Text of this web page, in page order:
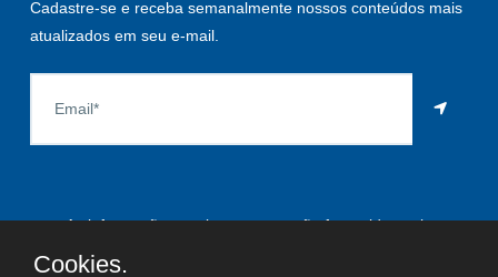
Cadastre-se e receba semanalmente nossos conteúdos mais
atualizados em seu e-mail.
As informações aqui constantes são fornecidas pelo
proprietário do imóvel e estão sujeitas a alteração a qualquer
Cookies.